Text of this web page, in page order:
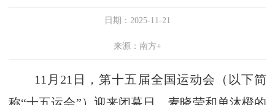
日期：2025-11-21
来源：南方+
11月21日，第十五届全国运动会（以下简